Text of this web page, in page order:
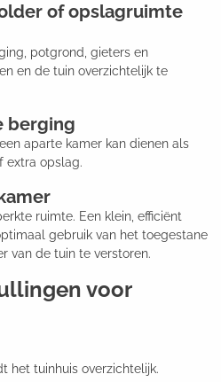
of opslagruimte
potgrond, gieters en
en de tuin overzichtelijk te
berging
aparte kamer kan dienen als
extra opslag.
ruimte. Een klein, efficiënt
gebruik van het toegestane
van de tuin te verstoren.
voor
het tuinhuis overzichtelijk.